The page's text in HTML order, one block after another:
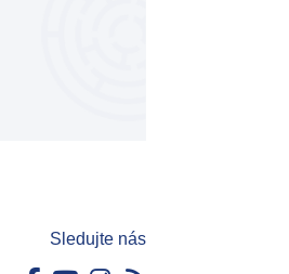
Sledujte nás